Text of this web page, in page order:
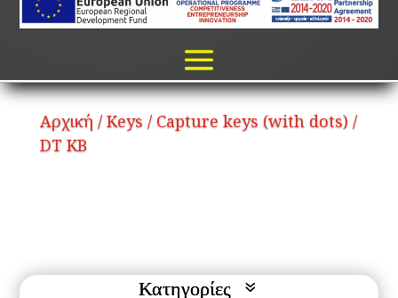
Αρχική / Keys / Capture keys (with dots) /
DT KB